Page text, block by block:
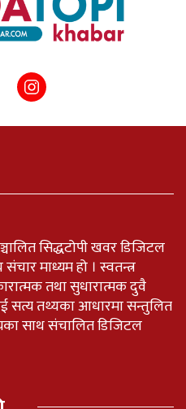
सिद्धटोपी खवर डिजिटल
माध्यम हो । स्वतन्त्र
तथा सुधारात्मक दुवै
सत्य तथ्यका आधारमा सन्तुलित
साथ संचालित डिजिटल